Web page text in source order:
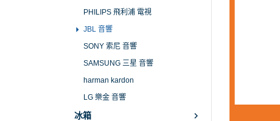
PHILIPS 飛利浦 電視
JBL 音響
SONY 索尼 音響
SAMSUNG 三星 音響
harman kardon
LG 樂金 音響
冰箱